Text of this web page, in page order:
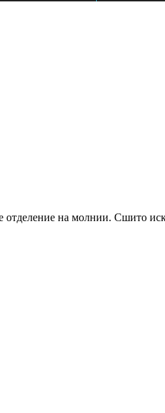
на молнии. Сшито